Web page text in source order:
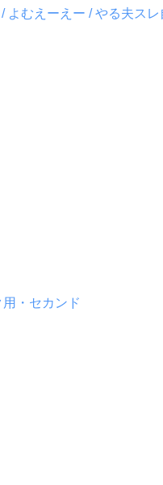
むえーえー / やる夫ス
・セカンド